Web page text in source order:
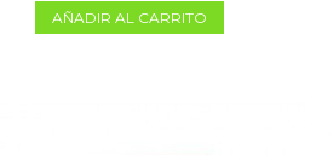
AÑADIR AL CARRITO